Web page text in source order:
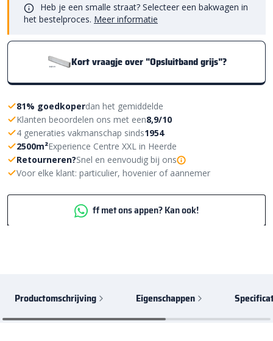
Heb je een smalle straat? Selecteer een bakwagen in
het bestelproces. Meer informatie
Kort vraagje over "Opsluitband grijs"?
81% goedkoperdan het gemiddelde
Klanten beoordelen ons met een8,9/10
4 generaties vakmanschap sinds1954
2500m²Experience Centre XXL in Heerde
Retourneren?Snel en eenvoudig bij ons
Voor elke klant: particulier, hovenier of aannemer
ff met ons appen? Kan ook!
Productomschrijving Eigenschappen